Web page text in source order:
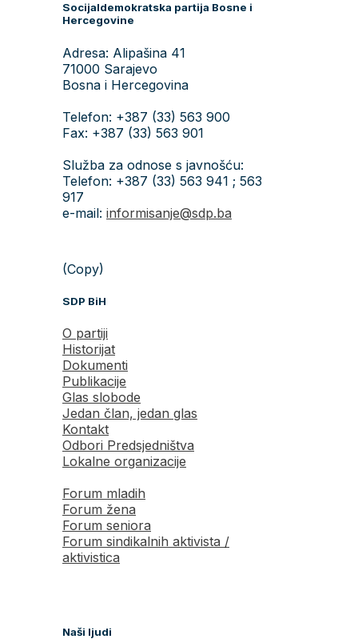
Socijaldemokratska partija Bosne i
Hercegovine
Adresa: Alipašina 41
71000 Sarajevo
Bosna i Hercegovina
Telefon: +387 (33) 563 900
Fax: +387 (33) 563 901
Služba za odnose s javnošću:
Telefon: +387 (33) 563 941 ; 563
917
e-mail: informisanje@sdp.ba
(Copy)
SDP BiH
O partiji
Historijat
Dokumenti
Publikacije
Glas slobode
Jedan član, jedan glas
Kontakt
Odbori Predsjedništva
Lokalne organizacije
Forum mladih
Forum žena
Forum seniora
Forum sindikalnih aktivista /
aktivistica
Naši ljudi